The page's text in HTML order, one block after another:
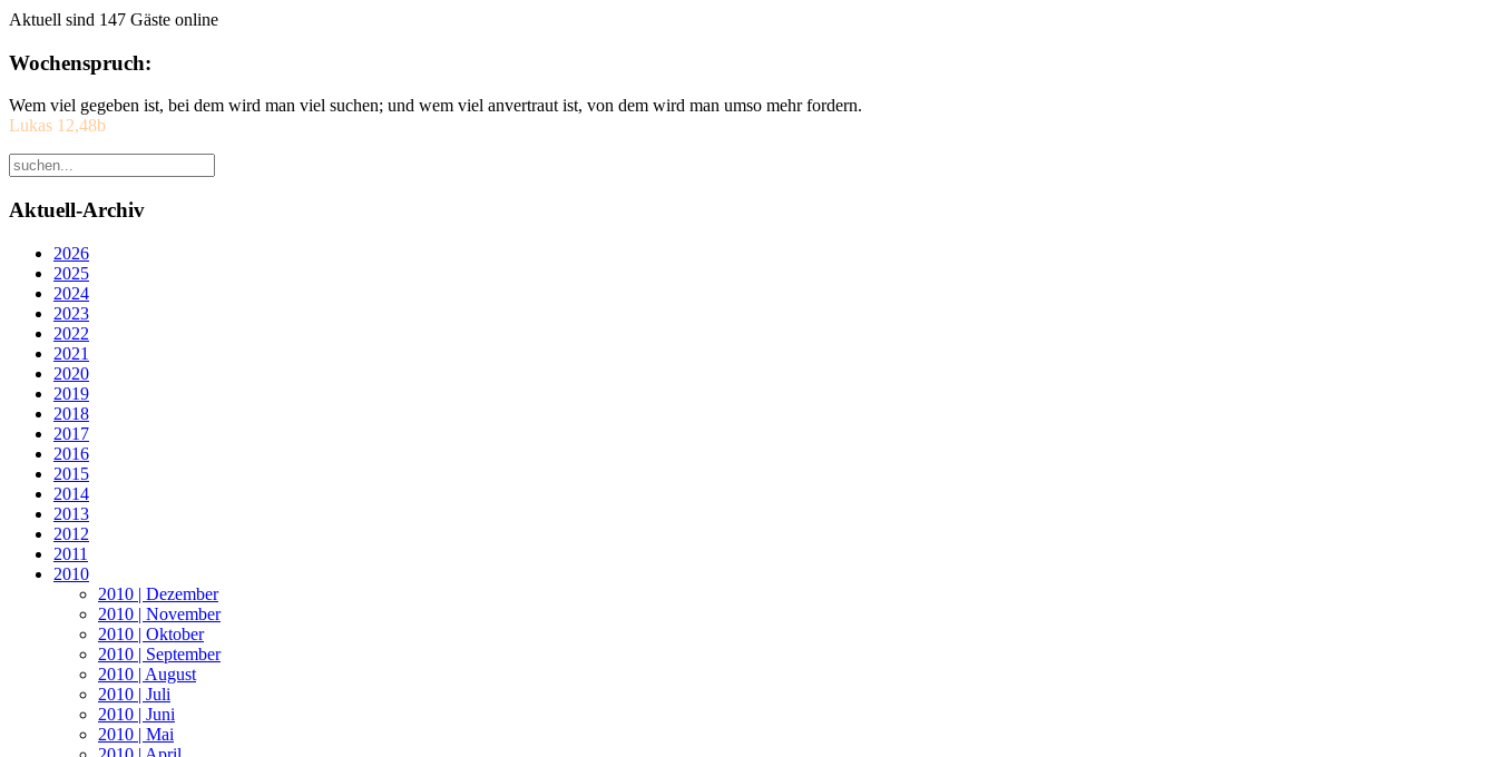
Aktuell sind 147 Gäste online
Wochenspruch:
Wem viel gegeben ist, bei dem wird man viel suchen; und wem viel anvertraut ist, von dem wird man umso mehr fordern.
Lukas 12,48b
Aktuell-Archiv
2026
2025
2024
2023
2022
2021
2020
2019
2018
2017
2016
2015
2014
2013
2012
2011
2010
2010 | Dezember
2010 | November
2010 | Oktober
2010 | September
2010 | August
2010 | Juli
2010 | Juni
2010 | Mai